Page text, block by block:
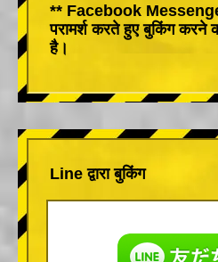
** Facebook
परामर्श करते हुए बुकिंग करने
है।
Line द्वारा बुकिंग